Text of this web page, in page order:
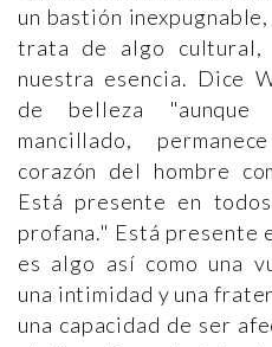
un bastión
trata de algo
nuestra esencia. Dice
de belleza "aunque
mancillado,
corazón del hombre
Está presente en
profana." Está presente
es algo así como una
una intimidad y una
una capacidad de ser